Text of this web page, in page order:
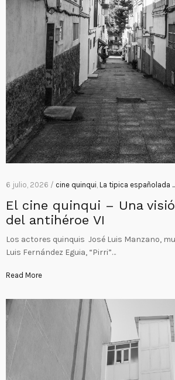
6 julio, 2026 / cine quinqui, La tipica españolada
El cine quinqui – Una
del antihéroe VI
Los actores quinquis José Luis Manzano,
Luis Fernández Eguia, “Pirri”…
Read More